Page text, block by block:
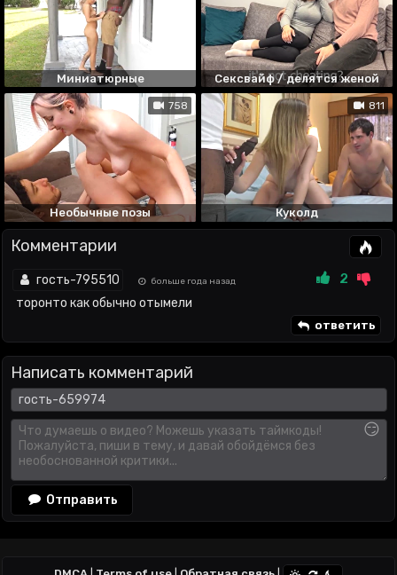
Миниатюрные Сексвайф / делятся женой
758
Необычные позы
811
Куколд
Комментарии
гость-795510 больше года назад 2
торонто как обычно отымели
ответить
Написать комментарий
😏
Отправить